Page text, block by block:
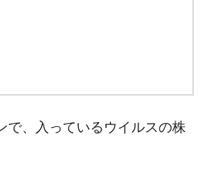
で、入っているウイルスの株